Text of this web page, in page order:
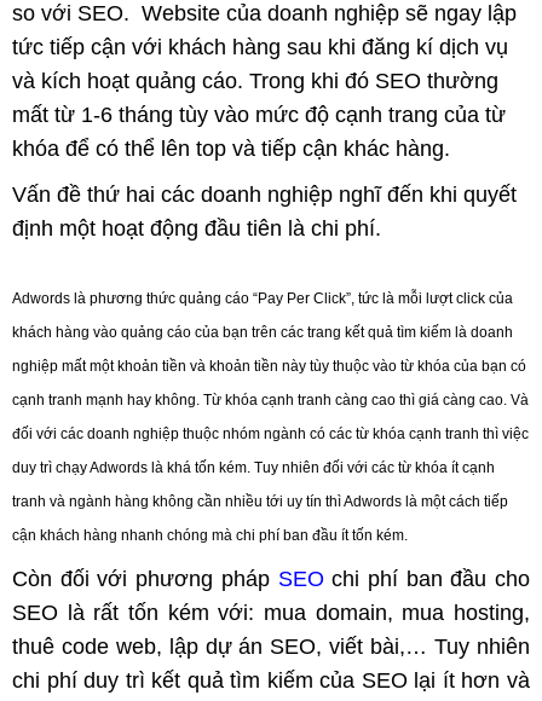
so với SEO. Website của doanh nghiệp sẽ ngay lập
tức tiếp cận với khách hàng sau khi đăng kí dịch vụ
và kích hoạt quảng cáo. Trong khi đó SEO thường
mất từ 1-6 tháng tùy vào mức độ cạnh trang của từ
khóa để có thể lên top và tiếp cận khác hàng.
Vấn đề thứ hai các doanh nghiệp nghĩ đến khi quyết
định một hoạt động đầu tiên là chi phí.
Adwords là phương thức quảng cáo “Pay Per Click”, tức là mỗi lượt click của
khách hàng vào quảng cáo của bạn trên các trang kết quả tìm kiếm là doanh
nghiệp mất một khoản tiền và khoản tiền này tùy thuộc vào từ khóa của bạn có
cạnh tranh mạnh hay không. Từ khóa cạnh tranh càng cao thì giá càng cao. Và
đối với các doanh nghiệp thuộc nhóm ngành có các từ khóa cạnh tranh thì việc
duy trì chạy Adwords là khá tốn kém. Tuy nhiên đối với các từ khóa ít cạnh
tranh và ngành hàng không cần nhiều tới uy tín thì Adwords là một cách tiếp
cận khách hàng nhanh chóng mà chi phí ban đầu ít tốn kém.
Còn đối với phương pháp SEOchi phí ban đầu cho
SEO là rất tốn kém với: mua domain, mua hosting,
thuê code web, lập dự án SEO, viết bài,… Tuy nhiên
chi phí duy trì kết quả tìm kiếm của SEO lại ít hơn và